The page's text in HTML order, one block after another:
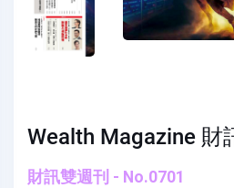
Wealth Magazine 財
財訊雙週刊 - No.0701